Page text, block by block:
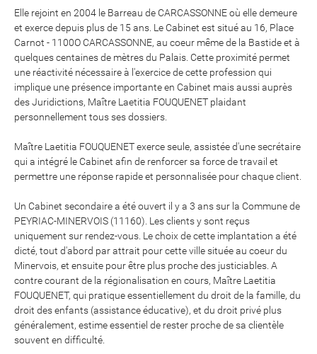
Elle rejoint en 2004 le Barreau de CARCASSONNE où elle demeure
et exerce depuis plus de 15 ans. Le Cabinet est situé au 16, Place
Carnot - 1100O CARCASSONNE, au coeur même de la Bastide et à
quelques centaines de mètres du Palais. Cette proximité permet
une réactivité nécessaire à l'exercice de cette profession qui
implique une présence importante en Cabinet mais aussi auprès
des Juridictions, Maître Laetitia FOUQUENET plaidant
personnellement tous ses dossiers.
Maître Laetitia FOUQUENET exerce seule, assistée d'une secrétaire
qui a intégré le Cabinet afin de renforcer sa force de travail et
permettre une réponse rapide et personnalisée pour chaque client.
Un Cabinet secondaire a été ouvert il y a 3 ans sur la Commune de
PEYRIAC-MINERVOIS (11160). Les clients y sont reçus
uniquement sur rendez-vous. Le choix de cette implantation a été
dicté, tout d'abord par attrait pour cette ville située au coeur du
Minervois, et ensuite pour être plus proche des justiciables. A
contre courant de la régionalisation en cours, Maître Laetitia
FOUQUENET, qui pratique essentiellement du droit de la famille, du
droit des enfants (assistance éducative), et du droit privé plus
généralement, estime essentiel de rester proche de sa clientèle
souvent en difficulté.